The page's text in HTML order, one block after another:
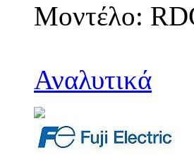
Μοντέλο:
Αναλυτικά